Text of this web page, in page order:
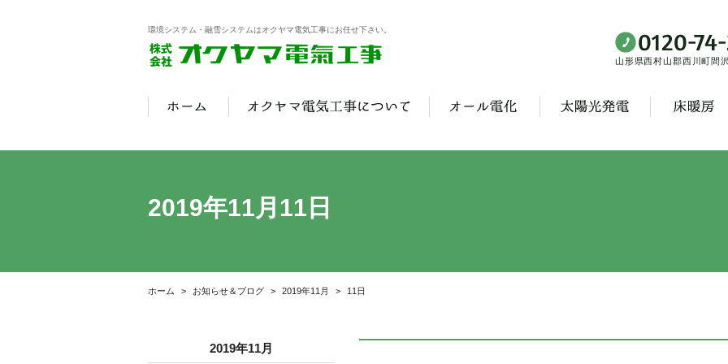
環境システム・融雪システムはオクヤマ電気工事にお任せ下さい。
山形県西村山郡西川町間
2019年11月11日
ホーム お知らせ＆ブログ 2019年11月 11日
2019年11月